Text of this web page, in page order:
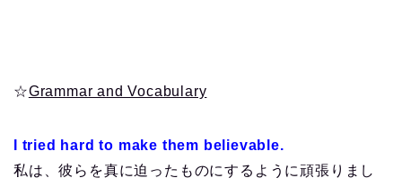
☆Grammar and Vocabulary
I tried hard to make them believable.
私は、彼らを真に迫ったものにするように頑張りまし